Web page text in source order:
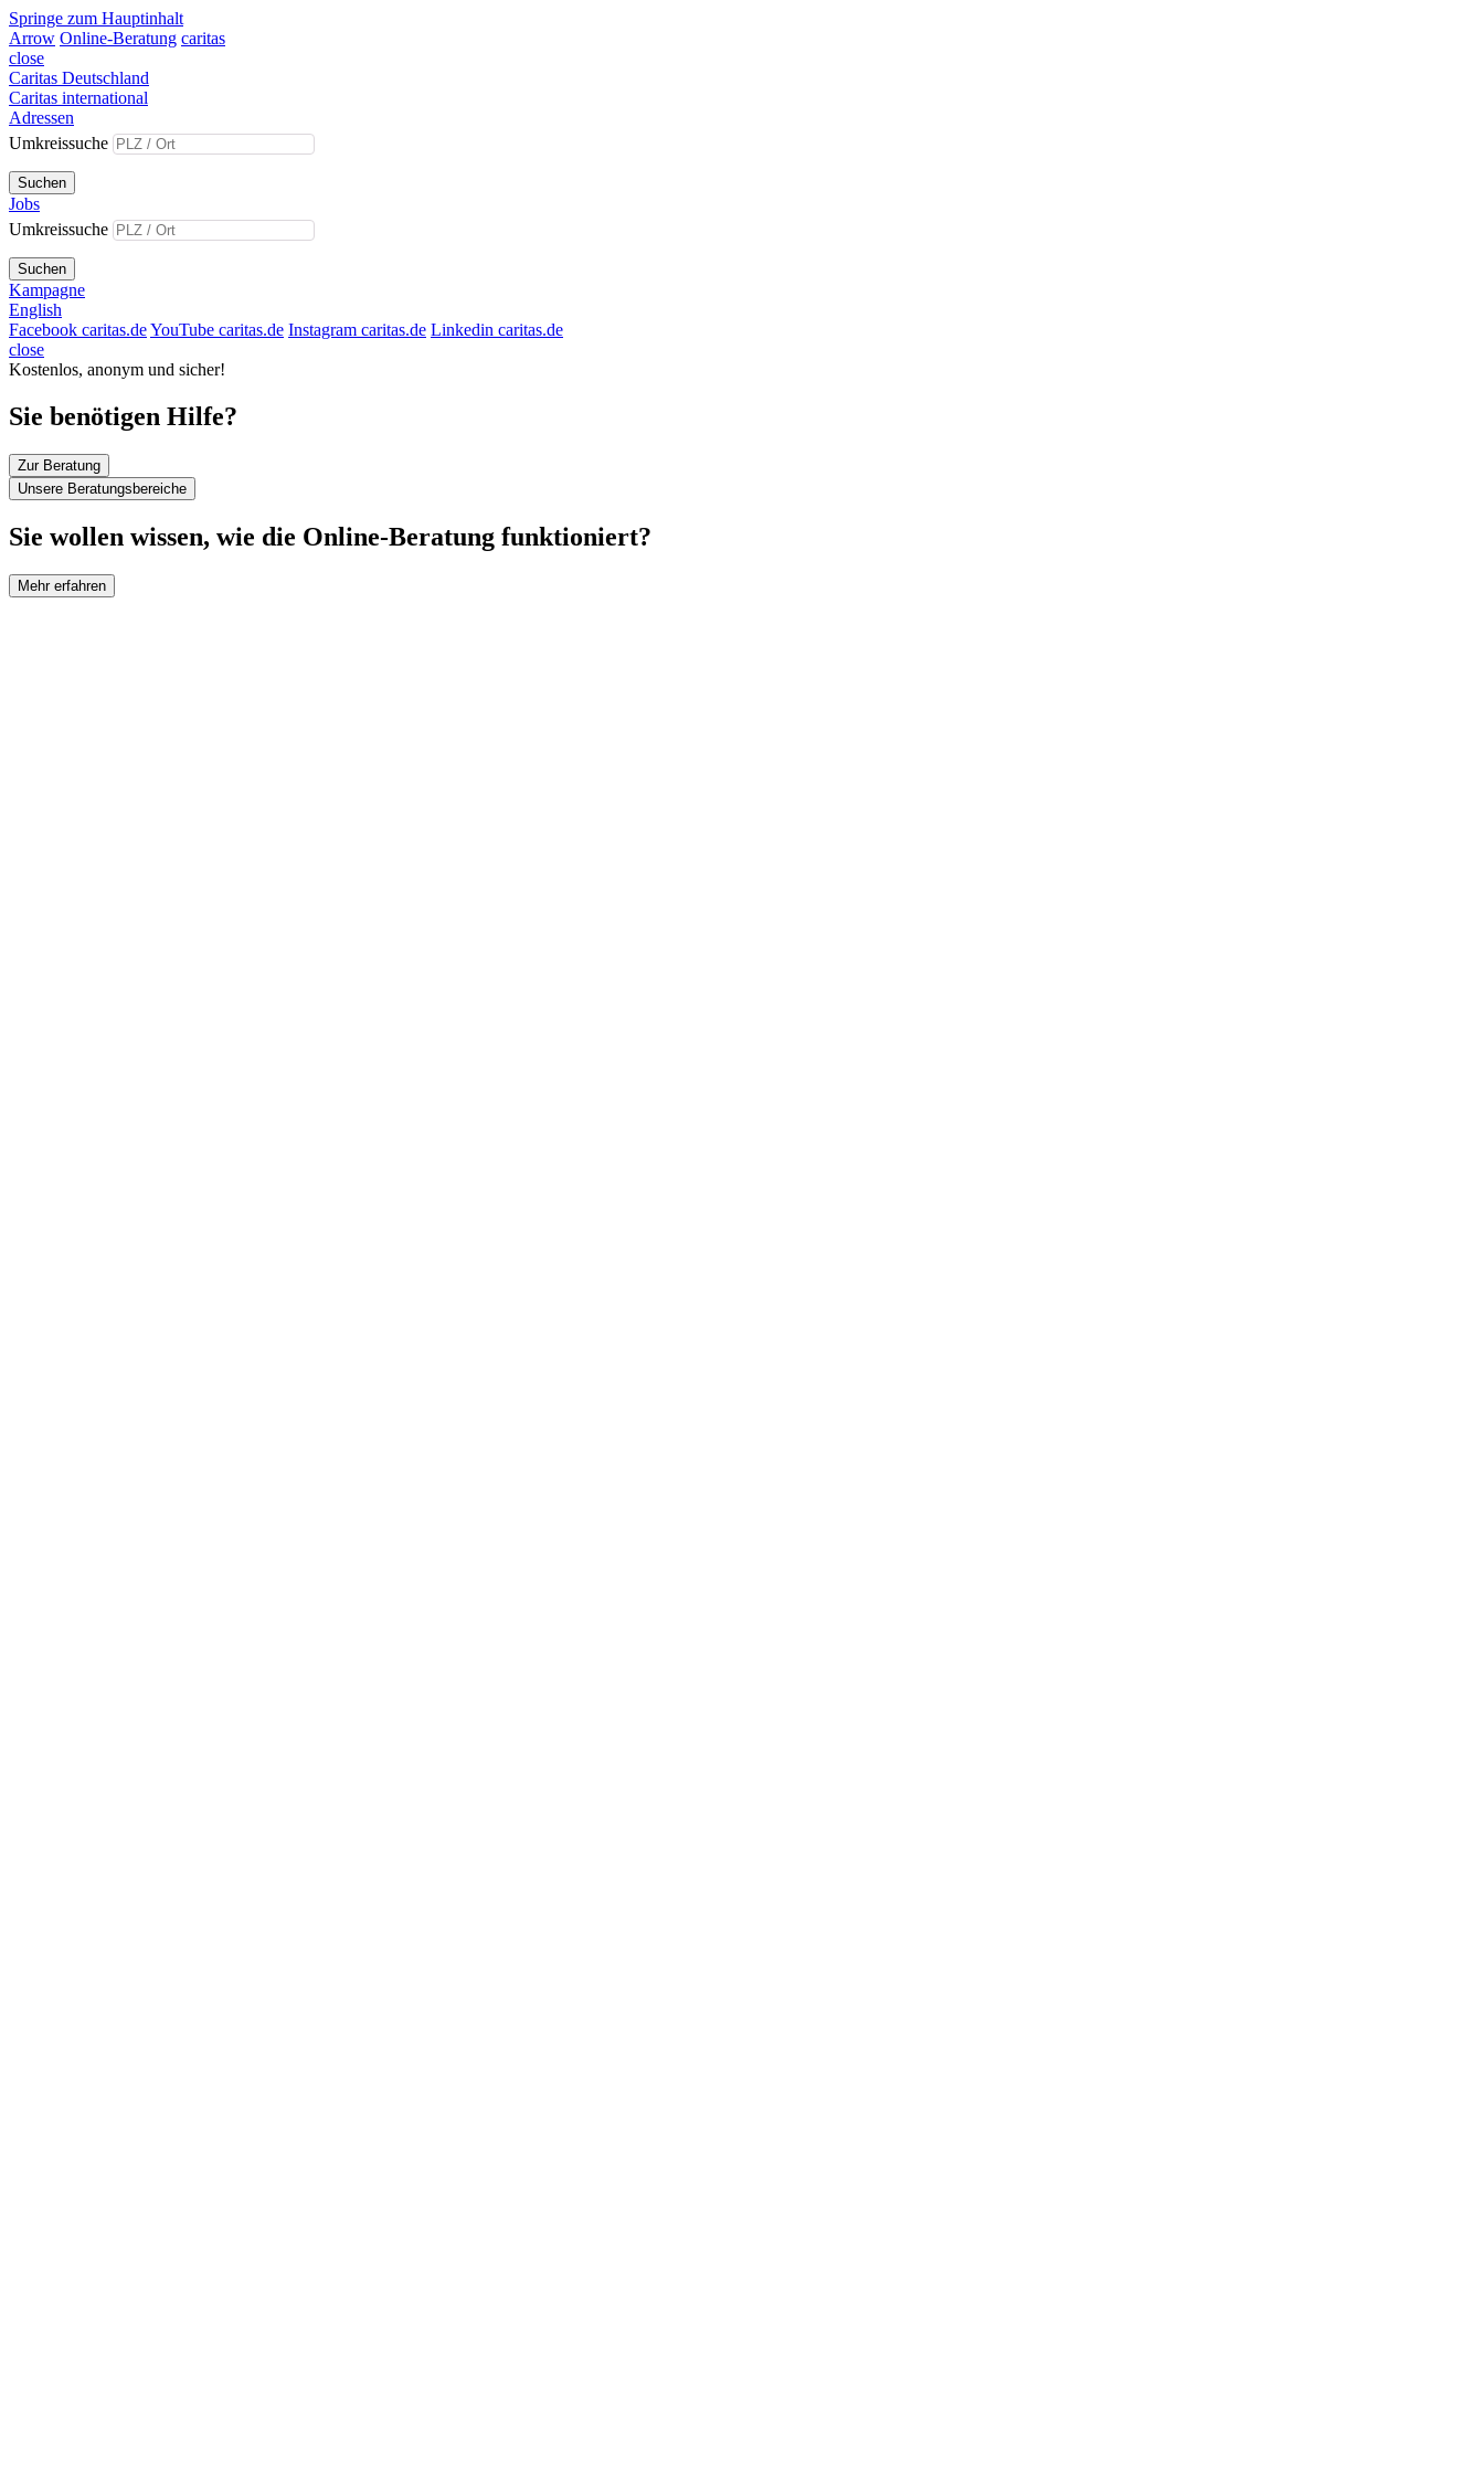
Springe zum Hauptinhalt
Arrow Online-Beratung caritas
close
Caritas Deutschland
Caritas international
Adressen
Umkreissuche
Suchen
Jobs
Umkreissuche
Suchen
Kampagne
English
Facebook caritas.deYouTube caritas.de Instagram caritas.de Linkedin caritas.de
close
Kostenlos, anonym und sicher!
Sie benötigen Hilfe?
Zur Beratung
Unsere Beratungsbereiche
Sie wollen wissen, wie die Online-Beratung funktioniert?
Mehr erfahren